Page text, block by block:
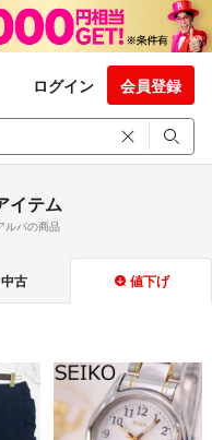
ログイン 会員登録
イテム
ルバの商品
中古 値下げ